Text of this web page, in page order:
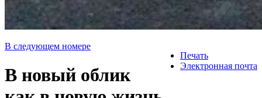
Печать
Электронная почта
В следующем номере
В новый облик